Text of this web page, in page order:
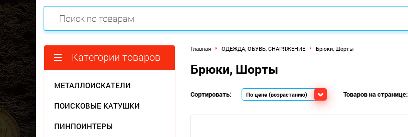
Категории товаров
МЕТАЛЛОИСКАТЕЛИ
ПОИСКОВЫЕ КАТУШКИ
ПИНПОИНТЕРЫ
Главная ОДЕЖДА, ОБУВЬ, СНАРЯЖЕНИЕ Брюки, Шорты
Брюки, Шорты
Сортировать: Товаров на странице: